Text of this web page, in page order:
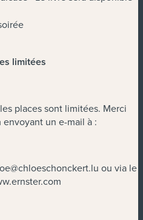
limitées
places sont limitées. Merci
envoyant un e-mail à :
ou via le